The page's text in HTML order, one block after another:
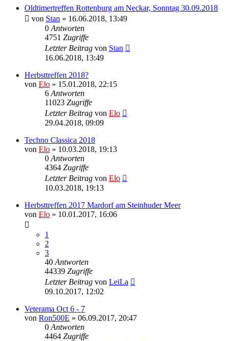
Oldtimertreffen Rottenburg am Neckar, Sonntag 30.09.2018
von Stan » 16.06.2018, 13:49
0 Antworten
4751 Zugriffe
Letzter Beitrag von Stan
16.06.2018, 13:49
Herbsttreffen 2018?
von Elo » 15.01.2018, 22:15
6 Antworten
11023 Zugriffe
Letzter Beitrag von Elo
29.04.2018, 09:09
Techno Classica 2018
von Elo » 10.03.2018, 19:13
0 Antworten
4364 Zugriffe
Letzter Beitrag von Elo
10.03.2018, 19:13
Herbsttreffen 2017 Mardorf am Steinhuder Meer
von Elo » 10.01.2017, 16:06
1
2
3
40 Antworten
44339 Zugriffe
Letzter Beitrag von LeiLa
09.10.2017, 12:02
Veterama Oct 6 - 7
von Ron500E » 06.09.2017, 20:47
0 Antworten
4464 Zugriffe